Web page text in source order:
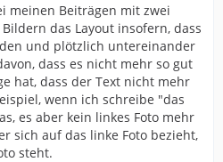
meinen Beiträgen mit zwei
das Layout insofern, dass
und plötzlich untereinander
dass es nicht mehr so gut
hat, dass der Text nicht mehr
wenn ich schreibe "das
es aber kein linkes Foto mehr
sich auf das linke Foto bezieht,
steht.